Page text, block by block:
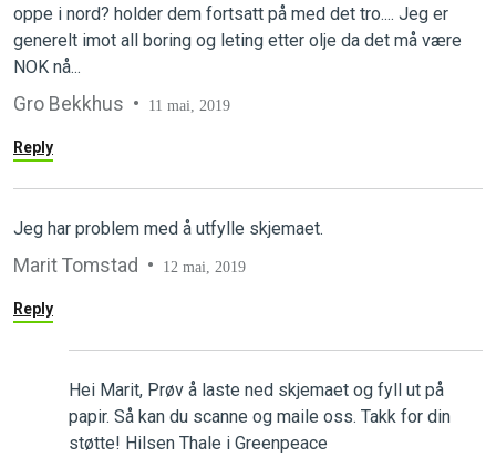
oppe i nord? holder dem fortsatt på med det tro.... Jeg er
generelt imot all boring og leting etter olje da det må være
NOK nå...
Gro Bekkhus 11 mai, 2019
Reply
Jeg har problem med å utfylle skjemaet.
Marit Tomstad 12 mai, 2019
Reply
Hei Marit, Prøv å laste ned skjemaet og fyll ut på
papir. Så kan du scanne og maile oss. Takk for din
støtte! Hilsen Thale i Greenpeace